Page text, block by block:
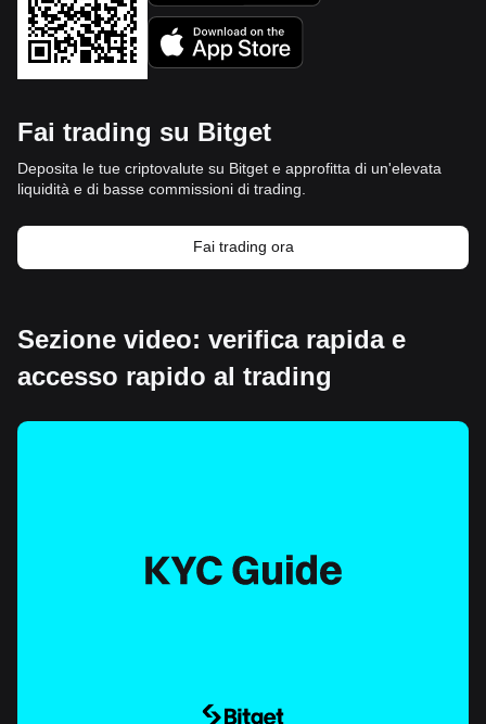
Fai trading su Bitget
Deposita le tue criptovalute su Bitget e approfitta di un'elevata
liquidità e di basse commissioni di trading.
Fai trading ora
Sezione video: verifica rapida e
accesso rapido al trading